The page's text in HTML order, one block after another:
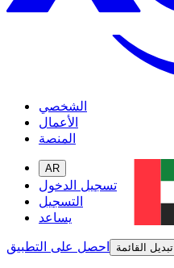
الشخصي
الأعمال
المنصة
AR
تسجيل الدخول
التسجيل
يساعد
احصل على التطبيق
تبديل القائمة